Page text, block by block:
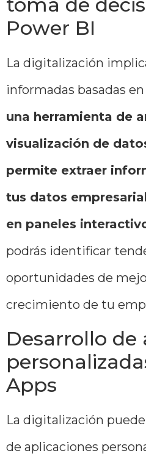
toma de
Power BI
La digitalización
informadas basadas
una herramienta de
visualización de
permite extraer
tus datos
en paneles
podrás identificar
oportunidades de
crecimiento de tu
Desarrollo de
Apps
La digitalización
de aplicaciones